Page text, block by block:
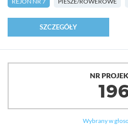
SZCZEGÓŁY
NR
Wybrany w